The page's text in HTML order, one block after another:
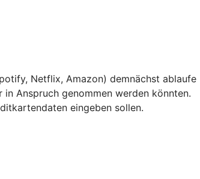
Netflix, Amazon) demnächst ablaufe
Anspruch genommen werden könnten.
eingeben sollen.